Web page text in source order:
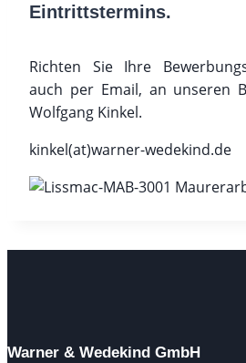
Eintrittstermins.
Richten Sie Ihre
auch per Email, an unseren
Wolfgang Kinkel.
kinkel(at)warner-wedekind.de
Warner & Wedekind GmbH